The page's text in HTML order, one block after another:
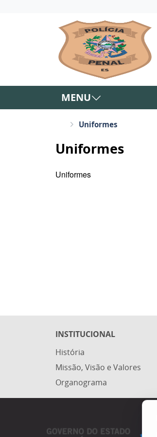
MENU
Uniformes
Uniformes
Uniformes
INSTITUCIONAL
História
Missão, Visão e Valores
Organograma